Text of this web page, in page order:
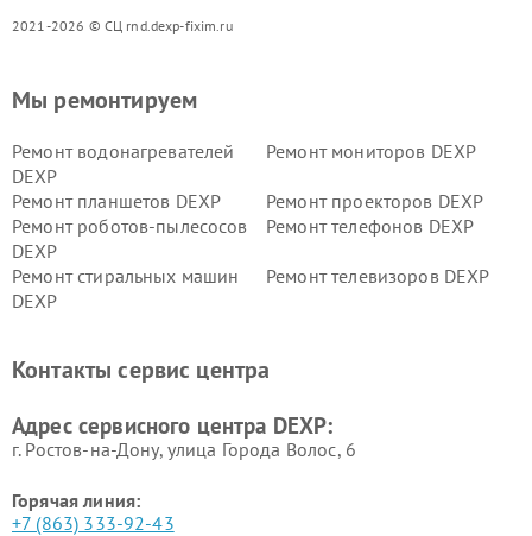
2021-2026 © СЦ rnd.dexp-fixim.ru
Мы ремонтируем
Ремонт водонагревателей
DEXP
Ремонт мониторов DEXP
Ремонт планшетов DEXP
Ремонт проекторов DEXP
Ремонт роботов-пылесосов
DEXP
Ремонт телефонов DEXP
Ремонт стиральных машин
DEXP
Ремонт телевизоров DEXP
Ремонт серверов DEXP
Ремонт мини пк DEXP
Контакты сервис центра
Адрес сервисного центра DEXP:
г. Ростов-на-Дону, улица Города Волос, 6
Горячая линия:
+7 (863) 333-92-43